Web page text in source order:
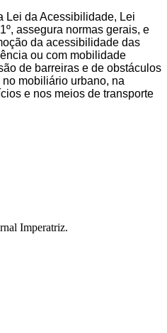
Lei da Acessibilidade, Lei
assegura normas gerais, e
da acessibilidade das
ou com mobilidade
de barreiras e de obstáculos
mobiliário urbano, na
e nos meios de transporte
Imperatriz.